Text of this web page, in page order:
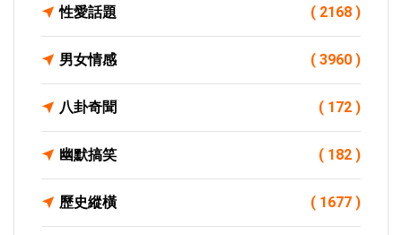
性愛話題 ( 2168 )
男女情感 ( 3960 )
八卦奇聞 ( 172 )
幽默搞笑 ( 182 )
歷史縱橫 ( 1677 )